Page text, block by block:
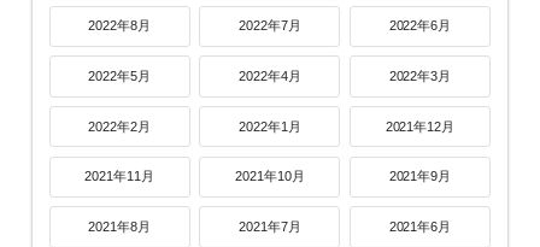
2022年8月 2022年7月 2022年6月
2022年5月 2022年4月 2022年3月
2022年2月 2022年1月 2021年12月
2021年11月 2021年10月 2021年9月
2021年8月 2021年7月 2021年6月